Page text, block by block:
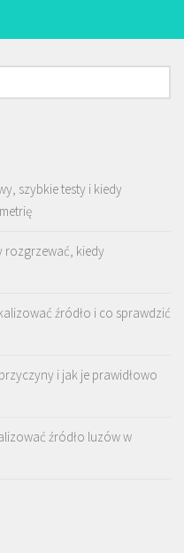
szybkie testy i kiedy
rozgrzewać, kiedy
źródło i co sprawdzić
i jak je prawidłowo
źródło luzów w